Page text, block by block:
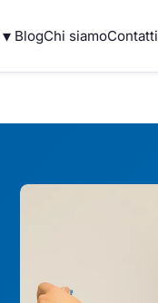
▾ BlogChi siamoContatti